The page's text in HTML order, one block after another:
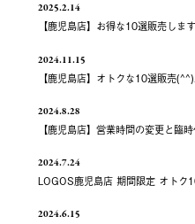
2025.2.14
【鹿児島店】お得な10選販売しま
2024.11.15
【鹿児島店】オトクな10選販売
2024.8.28
【鹿児島店】営業時間の変更と臨
2024.7.24
LOGOS鹿児島店 期間限定 オトク
2024.6.15